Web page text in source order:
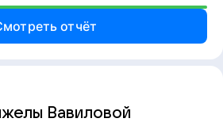
отчёт
Вавиловой